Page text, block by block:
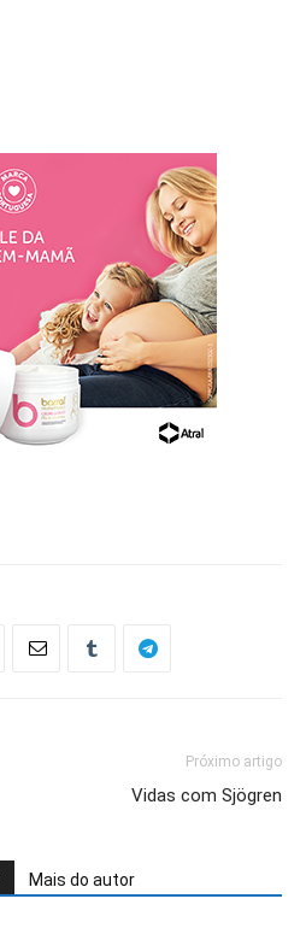
Próximo artigo
Vidas com Sjögren
Mais do autor